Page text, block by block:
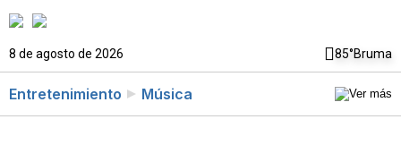
8 de agosto de 2026 85°Bruma
Entretenimiento Música